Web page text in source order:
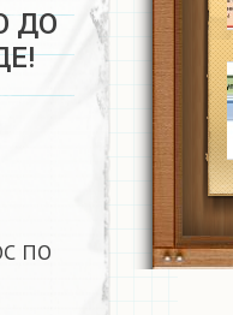
ДО
ПО